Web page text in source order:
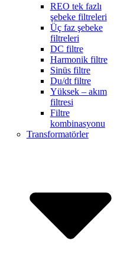
REO tek fazlı
şebeke filtreleri
Üç faz şebeke
filtreleri
DC filtre
Harmonik filtre
Sinüs filtre
Du/dt filtre
Yüksek – akım
filtresi
Filtre
kombinasyonu
Transformatörler